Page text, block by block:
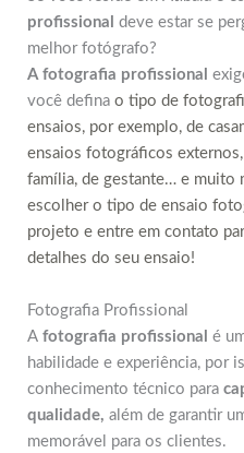
profissional deve estar se
melhor fotógrafo?
A fotografia profissional
você defina o tipo de
ensaios, por exemplo, de
ensaios fotográficos
família, de gestante… e muito
escolher o tipo de ensaio
projeto e entre em contato
detalhes do seu ensaio!
Fotografia Profissional
A fotografia profissional é
habilidade e experiência, por
conhecimento técnico para
qualidade, além de garantir
memorável para os clientes.